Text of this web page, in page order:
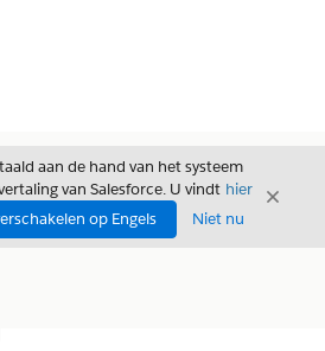
aan de hand van het systeem
van Salesforce. U vindt hier
op Engels Niet nu
Sluiten
weergeven